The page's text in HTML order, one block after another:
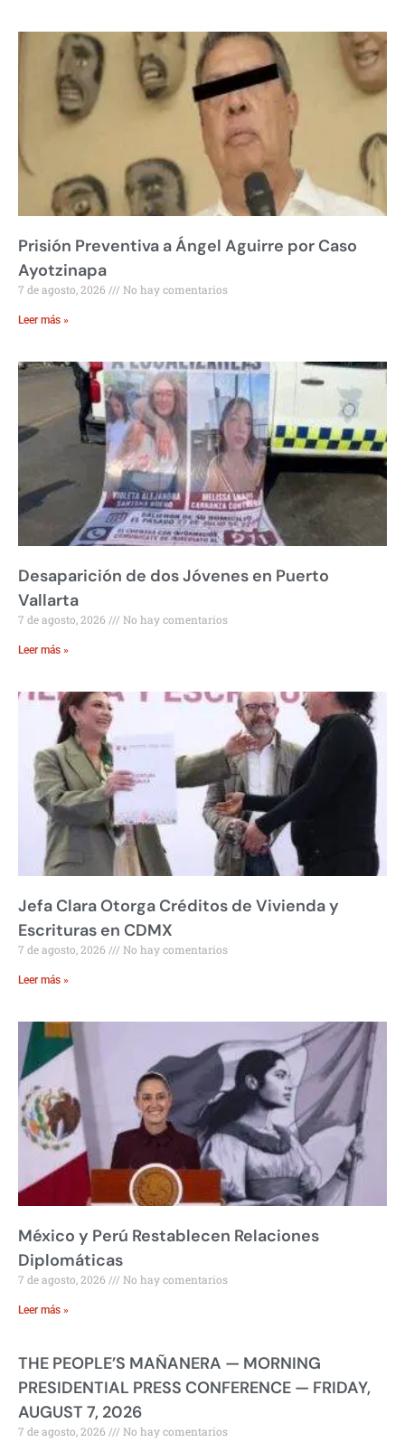
Prisión Preventiva a Ángel Aguirre por Caso
Ayotzinapa
7 de agosto, 2026 No hay comentarios
Leer más »
Desaparición de dos Jóvenes en Puerto
Vallarta
7 de agosto, 2026 No hay comentarios
Leer más »
Jefa Clara Otorga Créditos de Vivienda y
Escrituras en CDMX
7 de agosto, 2026 No hay comentarios
Leer más »
México y Perú Restablecen Relaciones
Diplomáticas
7 de agosto, 2026 No hay comentarios
Leer más »
THE PEOPLE’S MAÑANERA — MORNING
PRESIDENTIAL PRESS CONFERENCE — FRIDAY,
AUGUST 7, 2026
7 de agosto, 2026 No hay comentarios